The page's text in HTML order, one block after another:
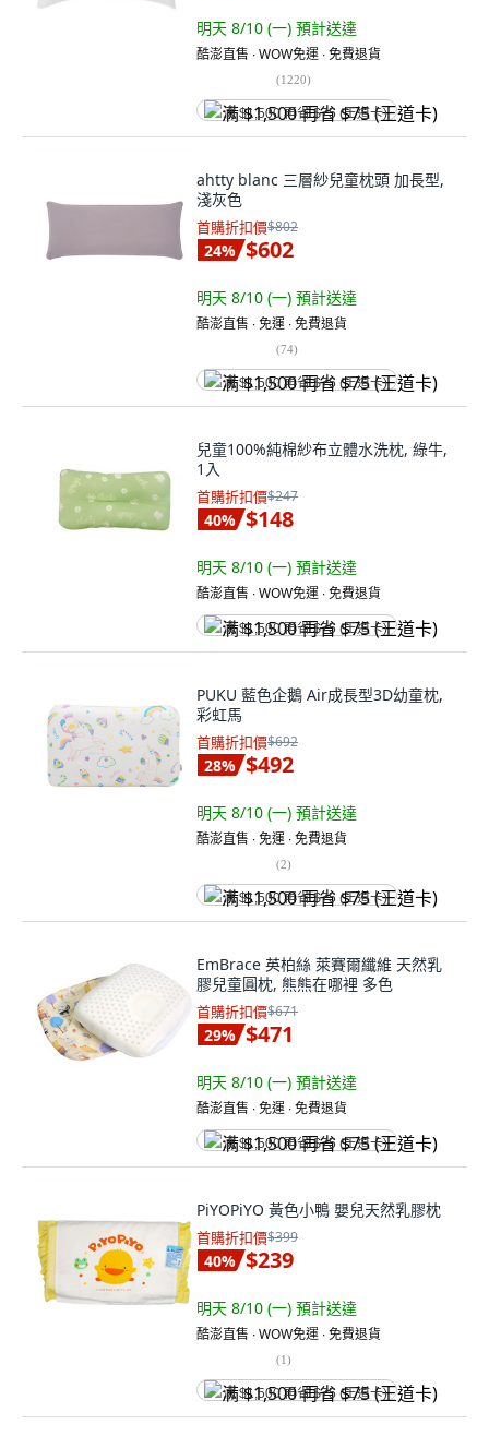
明天 8/10 (一) 預計送達
酷澎直售 ∙ WOW免運 ∙ 免費退貨
(1220)
满 $1,500 再省 $75 (王道卡)
ahtty blanc 三層紗兒童枕頭 加長型,
淺灰色
首購折扣價$802
24% $602
明天 8/10 (一) 預計送達
酷澎直售 ∙ 免運 ∙ 免費退貨
(74)
满 $1,500 再省 $75 (王道卡)
兒童100%純棉紗布立體水洗枕, 綠牛,
1入
首購折扣價$247
40% $148
明天 8/10 (一) 預計送達
酷澎直售 ∙ WOW免運 ∙ 免費退貨
满 $1,500 再省 $75 (王道卡)
PUKU 藍色企鵝 Air成長型3D幼童枕,
彩虹馬
首購折扣價$692
28% $492
明天 8/10 (一) 預計送達
酷澎直售 ∙ 免運 ∙ 免費退貨
(2)
满 $1,500 再省 $75 (王道卡)
EmBrace 英柏絲 萊賽爾纖維 天然乳
膠兒童圓枕, 熊熊在哪裡 多色
首購折扣價$671
29% $471
明天 8/10 (一) 預計送達
酷澎直售 ∙ 免運 ∙ 免費退貨
满 $1,500 再省 $75 (王道卡)
PiYOPiYO 黃色小鴨 嬰兒天然乳膠枕
首購折扣價$399
40% $239
明天 8/10 (一) 預計送達
酷澎直售 ∙ WOW免運 ∙ 免費退貨
(1)
满 $1,500 再省 $75 (王道卡)